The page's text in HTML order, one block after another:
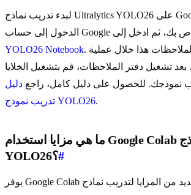
لبدء تدريب نماذج Ultralytics YOLO26 على Google Colab، سجل
YOLO26 Notebook. يرشدك دفتر الملاحظات هذا خلال عملية
بعد تشغيل دفتر الملاحظات، قم بتشغيل الخلايا
نموذجك. للحصول على دليل كامل، راجع دليل
تدريب نموذج YOLO26.
ما هي مزايا استخدام Google Colab لتدريب نماذج
YOLO26؟#